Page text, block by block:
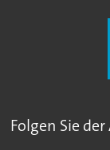
Folgen Sie